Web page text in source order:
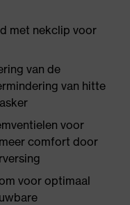
met nekclip voor
van de
van hitte
voor
comfort door
voor optimaal